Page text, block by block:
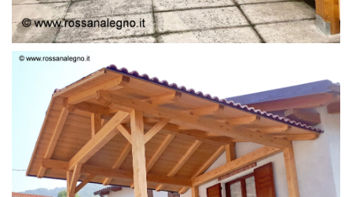
STRUTTURA LAMELLARE PRETAGLIATO